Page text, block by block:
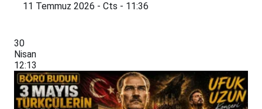
11 Temmuz 2026 - Cts - 11:36
30
Nisan
12:13